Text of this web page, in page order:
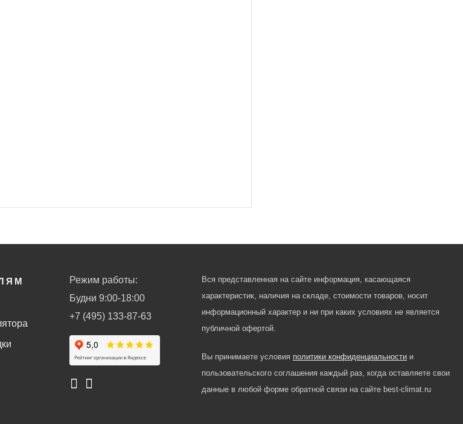
Режим работы:
Будни 9:00-18:00
+7 (495) 133-87-63
Вся представленная на сайте информация, касающаяся
характеристик, наличия на складе, стоимости товаров, носит
информационный характер и ни при каких условиях не является
публичной офертой.
Вы принимаете условия политики конфиденциальности и
пользовательского соглашения каждый раз, когда оставляете свои
данные в любой форме обратной связи на сайте best-climat.ru